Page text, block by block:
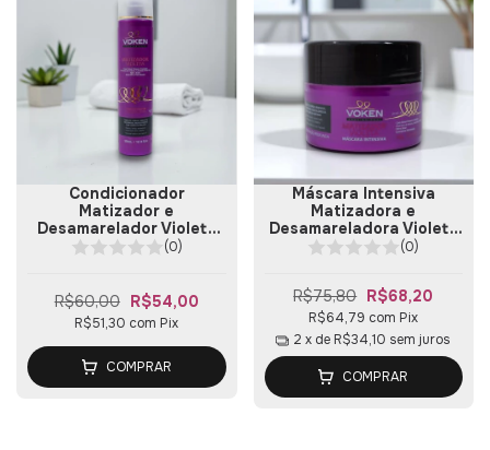
Condicionador
Matizador e
Desamarelador Violeta
300ml
(0)
R$60,00 R$54,00
R$51,30 com Pix
COMPRAR
Máscara Intensiva
Matizadora e
Desamareladora Violeta
300g
(0)
R$75,80 R$68,20
R$64,79 com Pix
2 x de R$34,10 sem juros
COMPRAR